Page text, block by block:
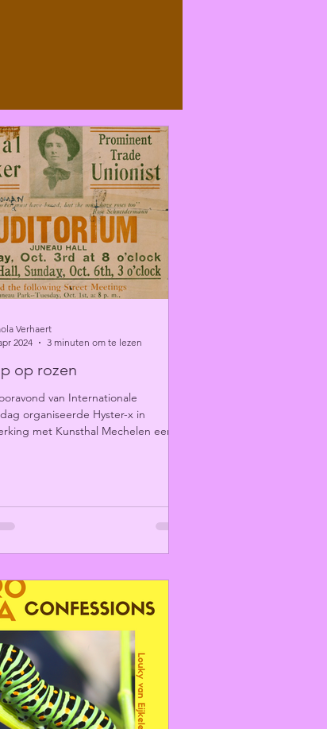
op rozen
van Internationale
organiseerde Hyster-x in
met Kunsthal Mechelen een
Verhaert
2024
3 minuten om te lezen